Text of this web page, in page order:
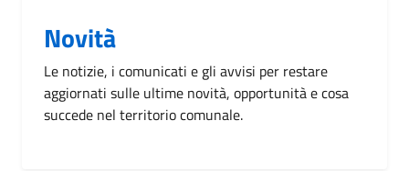
Novità
Le notizie, i comunicati e gli avvisi per restare
aggiornati sulle ultime novità, opportunità e cosa
succede nel territorio comunale.